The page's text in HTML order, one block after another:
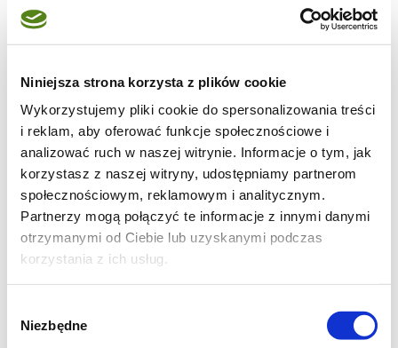
Niniejsza strona korzysta z plików cookie
Wykorzystujemy pliki cookie do spersonalizowania treści
i reklam, aby oferować funkcje społecznościowe i
analizować ruch w naszej witrynie. Informacje o tym, jak
korzystasz z naszej witryny, udostępniamy partnerom
społecznościowym, reklamowym i analitycznym.
Partnerzy mogą połączyć te informacje z innymi danymi
otrzymanymi od Ciebie lub uzyskanymi podczas
korzystania z ich usług.
zgody
Niezbędne